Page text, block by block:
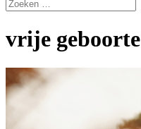
vrije geboorte